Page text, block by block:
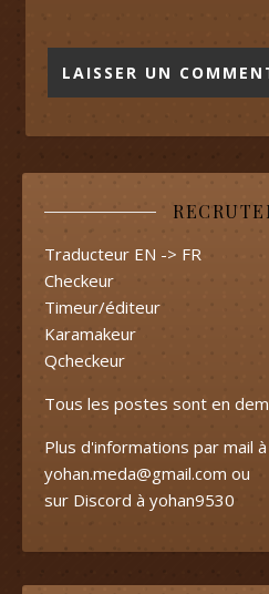
Traducteur EN -> FR
Checkeur
Timeur/éditeur
Karamakeur
Qcheckeur
Tous les postes sont en
Plus d'informations par mail à
yohan.meda@gmail.com ou
sur Discord à yohan9530